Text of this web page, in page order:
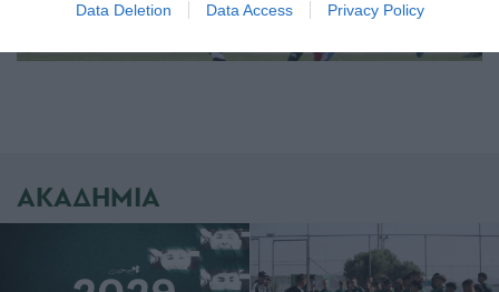
Data Deletion Data Access Privacy Policy
ΑΚΑΔΗΜΙΑ